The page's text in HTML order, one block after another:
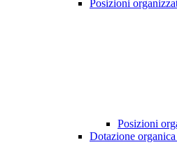
Posizioni
Posizioni
Dotazione organica